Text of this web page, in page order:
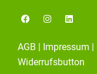
F
a
e
b
o
o
I
n
a
g
r
L
i
e
d
i
AGB Impressum
Widerrufsbutton